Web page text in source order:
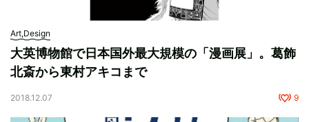
Art,Design
大英博物館で日本国外最大規模の「漫画展」。葛飾
北斎から東村アキコまで
2018.12.07 9